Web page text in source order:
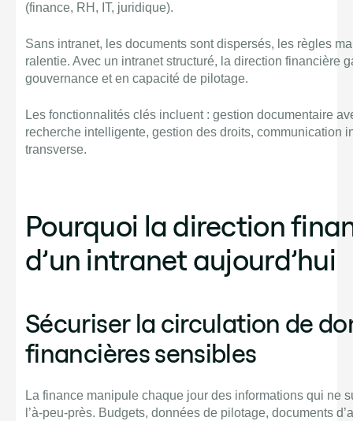
(finance, RH, IT, juridique).
Sans intranet, les documents sont dispersés, les règles
ralentie. Avec un intranet structuré, la direction financière
gouvernance et en capacité de pilotage.
Les fonctionnalités clés incluent : gestion documentaire
recherche intelligente, gestion des droits, communication
transverse.
Pourquoi la direction
d’un intranet aujourd’hui
Sécuriser la circulation de
financières sensibles
La finance manipule chaque jour des informations qui ne
l’à-peu-près. Budgets, données de pilotage, documents